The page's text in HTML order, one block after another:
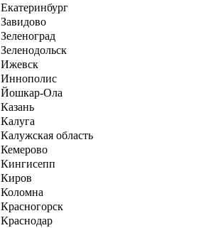
Екатеринбург
Завидово
Зеленоград
Зеленодольск
Ижевск
Иннополис
Йошкар-Ола
Казань
Калуга
Калужская область
Кемерово
Кингисепп
Киров
Коломна
Красногорск
Краснодар